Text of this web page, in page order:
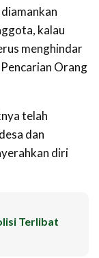
kalau
menghindar
Orang
telah
dan
diri
Terlibat